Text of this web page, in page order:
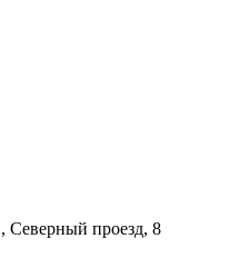
Северный проезд, 8